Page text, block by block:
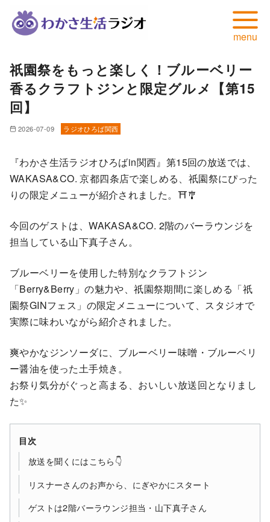
ン祇園祭をもっと楽しく！ブルーベリー
香るクラフトジンと限定グルメ【第15
回】
2026-07-09 ラジオひろば関西
『わかさ生活ラジオひろばin関西』第15回の放送では、
WAKASA&CO. 京都四条店で楽しめる、祇園祭にぴった
りの限定メニューが紹介されました。⛩️🎐
今回のゲストは、WAKASA&CO. 2階のバーラウンジを
担当している山下真子さん。
ブルーベリーを使用した特別なクラフトジン
「Berry&Berry」の魅力や、祇園祭期間に楽しめる「祇
園祭GINフェス」の限定メニューについて、スタジオで
実際に味わいながら紹介されました。
爽やかなジンソーダに、ブルーベリー味噌・ブルーベリ
ー醤油を使った土手焼き。
お祭り気分がぐっと高まる、おいしい放送回となりまし
た✨
目次
放送を聞くにはこちら👇
リスナーさんのお声から、にぎやかにスタート
ゲストは2階バーラウンジ担当・山下真子さん